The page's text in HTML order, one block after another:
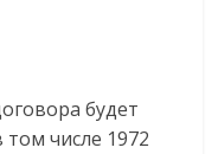
будет
том числе 1972